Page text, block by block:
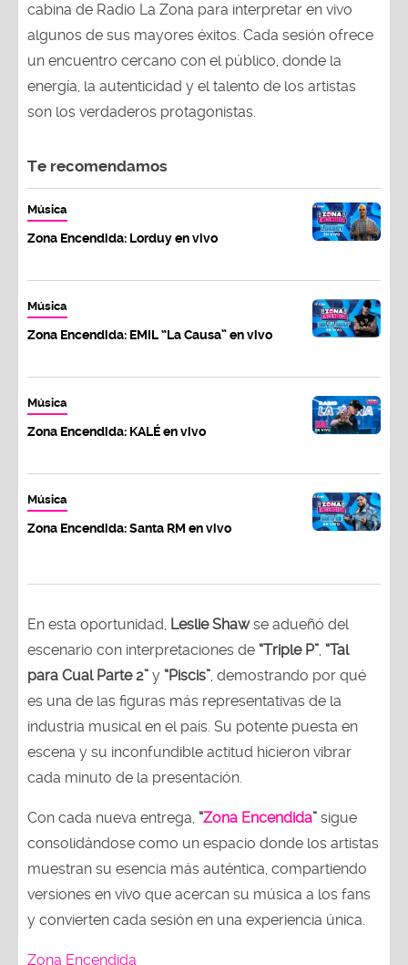
cabina de Radio La Zona para interpretar en vivo
algunos de sus mayores éxitos. Cada sesión ofrece
un encuentro cercano con el público, donde la
energía, la autenticidad y el talento de los artistas
son los verdaderos protagonistas.
Te recomendamos
Música
Zona Encendida: Lorduy en vivo
Música
Zona Encendida: EMIL “La Causa” en vivo
Música
Zona Encendida: KALÉ en vivo
Música
Zona Encendida: Santa RM en vivo
En esta oportunidad, Leslie Shawse adueñó del
escenario con interpretaciones de “Triple P”, “Tal
para Cual Parte 2” y “Piscis”, demostrando por qué
es una de las figuras más representativas de la
industria musical en el país. Su potente puesta en
escena y su inconfundible actitud hicieron vibrar
cada minuto de la presentación.
Con cada nueva entrega, “Zona Encendida” sigue
consolidándose como un espacio donde los artistas
muestran su esencia más auténtica, compartiendo
versiones en vivo que acercan su música a los fans
y convierten cada sesión en una experiencia única.
Zona Encendida